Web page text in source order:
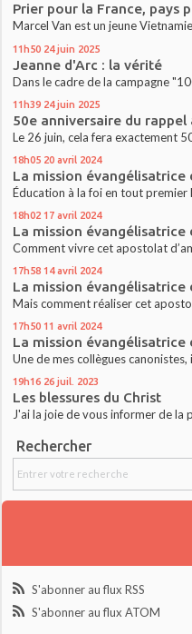
Prier pour la France, pays
Marcel Van est un jeune
11h50 24 juin 2025
Jeanne d'Arc : la vérité
Dans le cadre de la campagne
11h39 24 juin 2025
50e anniversaire du rappel
Le 26 juin, cela fera exactement
18h05 20 avril 2024
La mission évangélisatrice
Éducation à la foi en tout premier
18h02 17 avril 2024
La mission évangélisatrice
Comment vivre cet apostolat
17h58 14 avril 2024
La mission évangélisatrice
Mais comment réaliser cet
17h50 11 avril 2024
La mission évangélisatrice
Une de mes collègues
19h16 26 juil. 2023
Les blessures du Christ
J'ai la joie de vous informer de la
Rechercher
S'abonner au flux RSS
S'abonner au flux ATOM